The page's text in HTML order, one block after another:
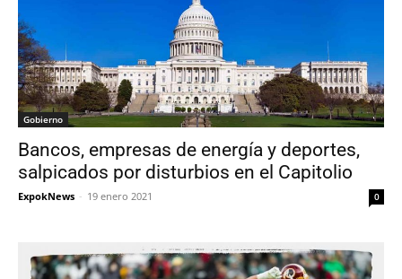
Gobierno
Bancos, empresas de energía y deportes,
salpicados por disturbios en el Capitolio
ExpokNews - 19 enero 2021 0